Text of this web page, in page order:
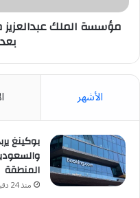
بعد
للجنسين
مؤسسة الملك
الأشهر
المنطقة
منذ 24 دقيقة